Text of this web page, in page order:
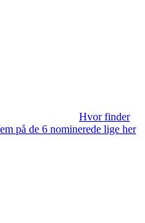
Hvor finder
på de 6 nominerede lige her